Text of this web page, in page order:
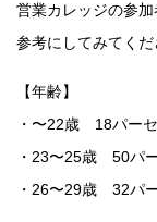
営業カレッジの参加
参考にしてみてくだ
【年齢】
・〜22歳 18パー
・23〜25歳 50パ
・26〜29歳 32パ